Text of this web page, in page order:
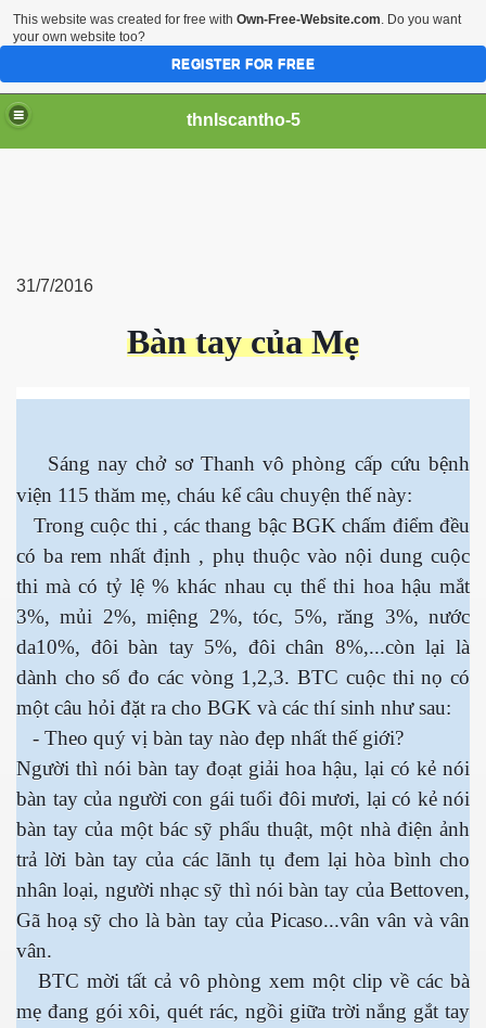
thnlscantho-5
31/7/2016
Bàn tay của Mẹ
Sáng nay chở sơ Thanh vô phòng cấp cứu bệnh
viện 115 thăm mẹ, cháu kể câu chuyện thế này:
Trong cuộc thi , các thang bậc BGK chấm điểm đều
có ba rem nhất định , phụ thuộc vào nội dung cuộc
thi mà có tỷ lệ % khác nhau cụ thể thi hoa hậu mắt
3%, mủi 2%, miệng 2%, tóc, 5%, răng 3%, nước
da10%, đôi bàn tay 5%, đôi chân 8%,...còn lại là
dành cho số đo các vòng 1,2,3. BTC cuộc thi nọ có
một câu hỏi đặt ra cho BGK và các thí sinh như sau:
- Theo quý vị bàn tay nào đẹp nhất thế giới?
Người thì nói bàn tay đoạt giải hoa hậu, lại có kẻ nói
bàn tay của người con gái tuổi đôi mươi, lại có kẻ nói
bàn tay của một bác sỹ phẩu thuật, một nhà điện ảnh
trả lời bàn tay của các lãnh tụ đem lại hòa bình cho
nhân loại, người nhạc sỹ thì nói bàn tay của Bettoven,
Gã hoạ sỹ cho là bàn tay của Picaso...vân vân và vân
vân.
BTC mời tất cả vô phòng xem một clip về các bà
mẹ đang gói xôi, quét rác, ngồi giữa trời nắng gắt tay
Bộ xưa
2015
This website was created for free with Own-Free-Website.com. Do you want
your own website too?
REGISTER FOR FREE